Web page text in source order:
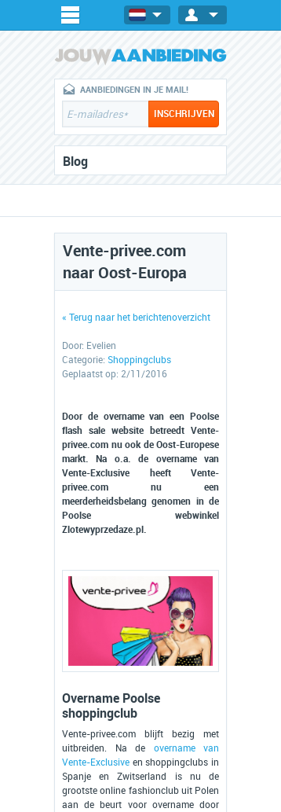
AANBIEDINGEN IN JE MAIL!
Blog
Vente-privee.com
naar Oost-Europa
« Terug naar het berichtenoverzicht
Door: Evelien
Categorie: Shoppingclubs
Geplaatst op: 2/11/2016
Door de overname van een Poolse
flash sale website betreedt Vente-
privee.com nu ook de Oost-Europese
markt. Na o.a. de overname van
Vente-Exclusive heeft Vente-
privee.com nu een
meerderheidsbelang genomen in de
Poolse webwinkel
Zlotewyprzedaze.pl.
Overname Poolse
shoppingclub
Vente-privee.com blijft bezig met
uitbreiden. Na de overname van
Vente-Exclusive en shoppingclubs in
Spanje en Zwitserland is nu de
grootste online fashionclub uit Polen
aan de beurt voor overname door